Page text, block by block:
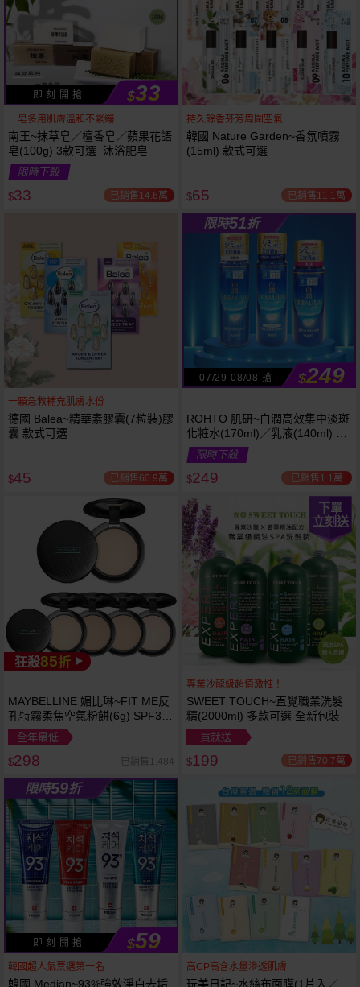
立刻送
越多越
便宜 便宜
即 刻 開 搶 $33
一皂多用肌膚溫和不緊繃
南王~抹草皂／檀香皂／蘋果花語
皂(100g) 3款可選 沐浴肥皂
限時下殺
$33 已銷售14.6萬
持久餘香芬芳周圍空氣
韓國 Nature Garden~香氛噴霧
(15ml) 款式可選
$65 已銷售11.1萬
一顆急救補充肌膚水份
德國 Balea~精華素膠囊(7粒裝)膠
囊 款式可選
$45 已銷售60.9萬
限時51折
07/29-08/08 搶 $249
ROHTO 肌研~白潤高效集中淡斑
化粧水(170ml)／乳液(140ml) 款
式可選
限時下殺
$249 已銷售1.1萬
狂殺85折
MAYBELLINE 媚比琳~FIT ME反
孔特霧柔焦空氣粉餅(6g) SPF32
PA+++ 款式可選 空氣小圓餅
全年最低
$298 已銷售1,484
下單
立刻送
專業沙龍級超值激推！
SWEET TOUCH~直覺職業洗髮
精(2000ml) 多款可選 全新包裝
買就送
$199 已銷售70.7萬
限時59折
即 刻 開 搶 $59
韓國超人氣票選第一名
韓國 Median~93%強效淨白去垢
高CP高含水量滲透肌膚
玩美日記~水絲布面膜(1片入／